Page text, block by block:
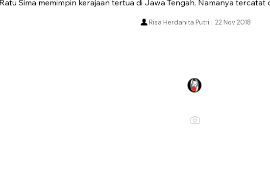
Ratu Sima memimpin kerajaan tertua di Jawa Tengah. Namanya
22 Nov 2018
Risa Herdahita Putri